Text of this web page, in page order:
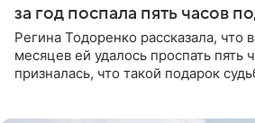
за год поспала пять часов
Регина Тодоренко рассказала, что
месяцев ей удалось проспать пять
призналась, что такой подарок